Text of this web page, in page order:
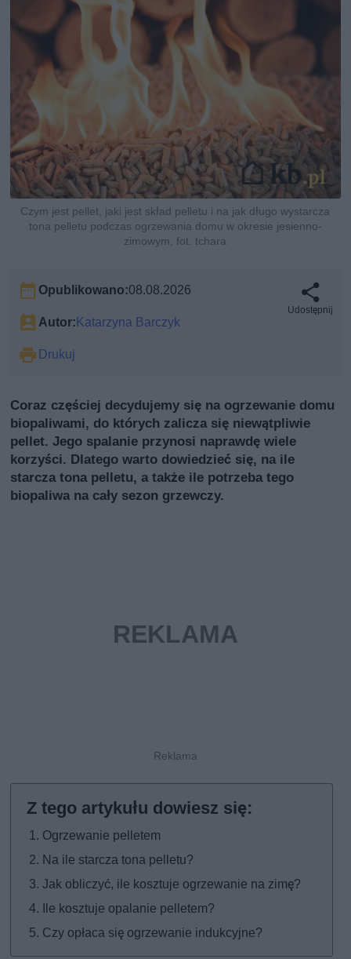
Czym jest pellet, jaki jest skład pelletu i na jak długo wystarcza
tona pelletu podczas ogrzewania domu w okresie jesienno-
zimowym, fot. tchara
Opublikowano:08.08.2026
Autor:Katarzyna Barczyk
Drukuj
Udostępnij
Coraz częściej decydujemy się na ogrzewanie domu
biopaliwami, do których zalicza się niewątpliwie
pellet. Jego spalanie przynosi naprawdę wiele
korzyści. Dlatego warto dowiedzieć się, na ile
starcza tona pelletu, a także ile potrzeba tego
biopaliwa na cały sezon grzewczy.
Ogrzewanie pelletem
Na ile starcza tona pelletu?
Jak obliczyć, ile kosztuje ogrzewanie na zimę?
Ile kosztuje opalanie pelletem?
Czy opłaca się ogrzewanie indukcyjne?